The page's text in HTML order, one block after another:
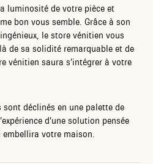
luminosité de votre pièce et
bon vous semble. Grâce à son
le store vénitien vous
de sa solidité remarquable et de
vénitien saura s’intégrer à votre
sont déclinés en une palette de
d’une solution pensée
votre maison.